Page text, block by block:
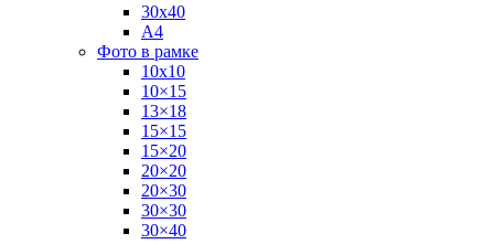
30х40
А4
Фото в рамке
10х10
10×15
13×18
15×15
15×20
20×20
20×30
30×30
30×40